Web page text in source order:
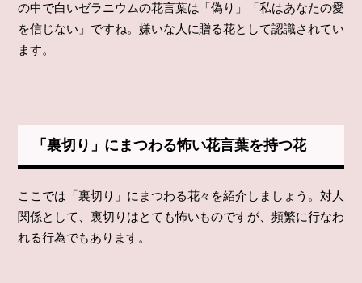
の中で白いゼラニウムの花言葉は「偽り」「私はあなたの愛
を信じない」ですね。嫌いな人に贈る花として認識されてい
ます。
「裏切り」にまつわる怖い花言葉を持つ花
ここでは「裏切り」にまつわる花々を紹介しましょう。対人
関係として、裏切りはとても怖いものですが、頻繁に行なわ
れる行為でもあります。